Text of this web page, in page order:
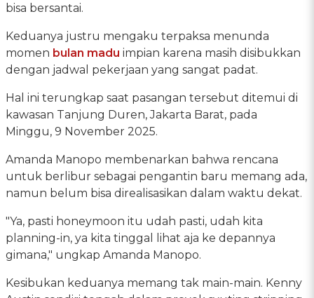
bisa bersantai.
Keduanya justru mengaku terpaksa menunda
momen bulan madu impian karena masih disibukkan
dengan jadwal pekerjaan yang sangat padat.
Hal ini terungkap saat pasangan tersebut ditemui di
kawasan Tanjung Duren, Jakarta Barat, pada
Minggu, 9 November 2025.
Amanda Manopo membenarkan bahwa rencana
untuk berlibur sebagai pengantin baru memang ada,
namun belum bisa direalisasikan dalam waktu dekat.
"Ya, pasti honeymoon itu udah pasti, udah kita
planning-in, ya kita tinggal lihat aja ke depannya
gimana," ungkap Amanda Manopo.
Kesibukan keduanya memang tak main-main. Kenny